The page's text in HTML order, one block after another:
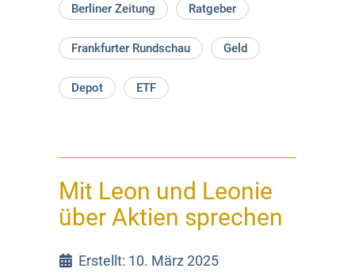
Berliner Zeitung Ratgeber
Frankfurter Rundschau Geld
Depot ETF
Mit Leon und Leonie
über Aktien sprechen
Erstellt: 10. März 2025